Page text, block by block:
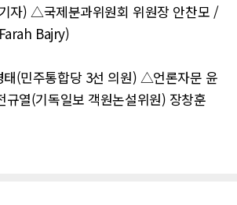
자) △국제분과위원회 위원장 안찬모 /
Bajry)
(민주통합당 3선 의원) △언론자문 윤
열(기독일보 객원논설위원) 장창훈